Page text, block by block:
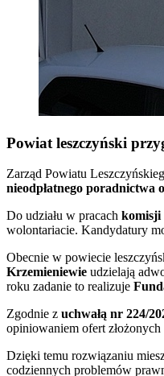
Powiat leszczyński
Zarząd Powiatu
nieodpłatnego poradnictwa
Do udziału w pracach komisji
wolontariacie. Kandydatury
Obecnie w powiecie
Krzemieniewie udzielają
roku zadanie to realizuje
Zgodnie z uchwałą nr 224/
opiniowaniem ofert
Dzięki temu rozwiązaniu
codziennych problemów